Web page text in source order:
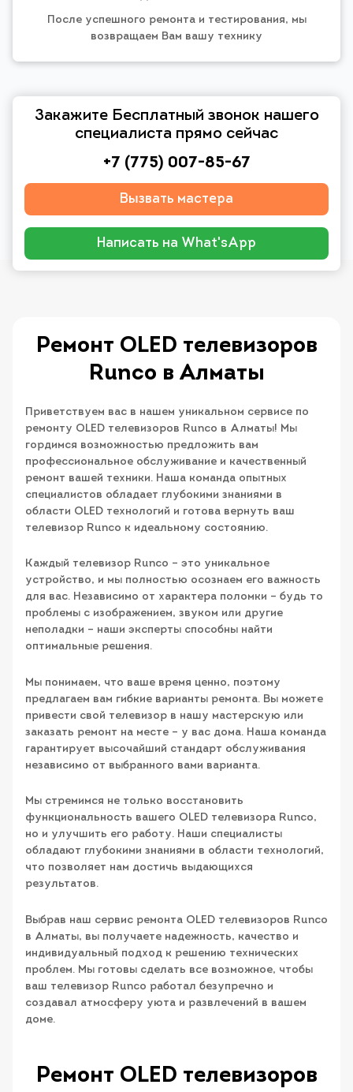
После успешного ремонта и тестирования, мы
возвращаем Вам вашу технику
Закажите Бесплатный звонок нашего
специалиста прямо сейчас
+7 (775) 007-85-67
Вызвать мастера
Написать на What'sApp
Ремонт OLED телевизоров
Runco в Алматы
Приветствуем вас в нашем уникальном сервисе по
ремонту OLED телевизоров Runco в Алматы! Мы
гордимся возможностью предложить вам
профессиональное обслуживание и качественный
ремонт вашей техники. Наша команда опытных
специалистов обладает глубокими знаниями в
области OLED технологий и готова вернуть ваш
телевизор Runco к идеальному состоянию.
Каждый телевизор Runco – это уникальное
устройство, и мы полностью осознаем его важность
для вас. Независимо от характера поломки – будь то
проблемы с изображением, звуком или другие
неполадки – наши эксперты способны найти
оптимальные решения.
Мы понимаем, что ваше время ценно, поэтому
предлагаем вам гибкие варианты ремонта. Вы можете
привести свой телевизор в нашу мастерскую или
заказать ремонт на месте – у вас дома. Наша команда
гарантирует высочайший стандарт обслуживания
независимо от выбранного вами варианта.
Мы стремимся не только восстановить
функциональность вашего OLED телевизора Runco,
но и улучшить его работу. Наши специалисты
обладают глубокими знаниями в области технологий,
что позволяет нам достичь выдающихся
результатов.
Выбрав наш сервис ремонта OLED телевизоров Runco
в Алматы, вы получаете надежность, качество и
индивидуальный подход к решению технических
проблем. Мы готовы сделать все возможное, чтобы
ваш телевизор Runco работал безупречно и
создавал атмосферу уюта и развлечений в вашем
доме.
Ремонт OLED телевизоров